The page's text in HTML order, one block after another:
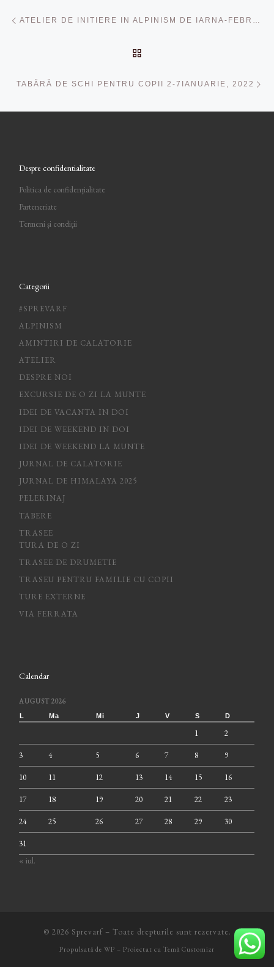
ATELIER DE INITIERE IN ALPINISM DE IARNA-FEBRUARIE 2022
TABĂRĂ DE SCHI PENTRU COPII 2-7IANUARIE, 2022
Despre confidentialitate
Politica de confidențialitate
Parteneriate
Termeni și condiții
Categorii
#SPREVARF
ALPINISM
AMINTIRI DE CALATORIE
ATELIER
DESPRE NOI
EXCURSIE DE O ZI LA MUNTE
IDEI DE VACANTA IN DOI
IDEI DE WEEKEND IN DOI
IDEI DE WEEKEND LA MUNTE
JURNAL DE CALATORIE
JURNAL DE HIMALAYA 2025
PELERINAJ
TABERE
TRASEE
TURA DE O ZI
TRASEE DE DRUMETIE
TRASEU PENTRU FAMILIE CU COPII
TURE EXTERNE
VIA FERRATA
Calendar
AUGUST 2026
L Ma Mi J V S D
1 2
3 4 5 6 7 8 9
10 11 12 13 14 15 16
17 18 19 20 21 22 23
24 25 26 27 28 29 30
31
« iul.
© 2026 Sprevarf– Toate drepturile sunt rezervate.
Propulsată de WP – Proiectat cu Temă Customizr